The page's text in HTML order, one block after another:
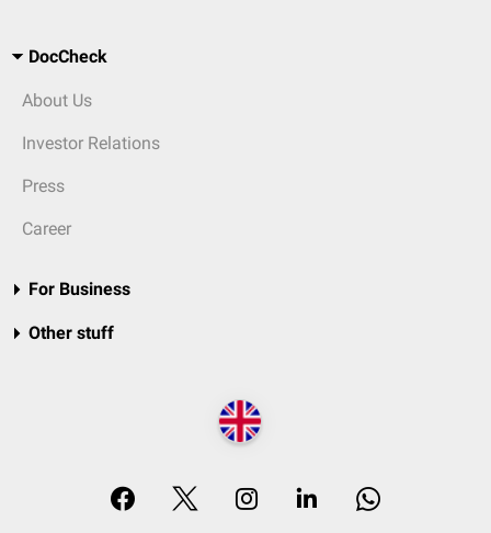
DocCheck
About Us
Investor Relations
Press
Career
For Business
Other stuff